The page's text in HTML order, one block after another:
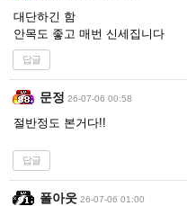
대단하긴 함
안목도 좋고 매번 신세집니다
답글
문정 26-07-06 00:58
절반정도 본거다!!
답글
폴아웃 26-07-06 01:00